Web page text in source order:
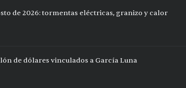
de 2026: tormentas eléctricas, granizo y calor
de dólares vinculados a García Luna